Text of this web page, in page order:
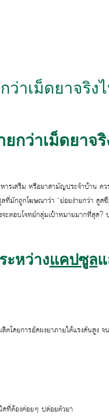
ว่าเม็ดยาจริ
กว่าเม็ดยาจ
หารเสริม หรือยาสามัญประจำบ้าน
ที่มักถูกโฆษณาว่า “ย่อยง่ายกว่า ดูด
ตอบโจทย์กลุ่มเป้าหมายมากที่สุด?
ะหว่างแคปซูล
โดยการอัดผงยาภายใต้แรงดันสูง
ดที่ต้องค่อยๆ ปล่อยตัวยา